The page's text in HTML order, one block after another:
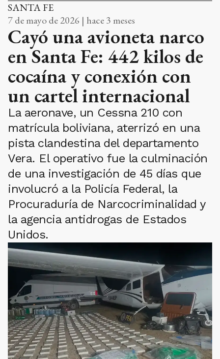
SANTA FE
7 de mayo de 2026 | hace 3 meses
Cayó una avioneta narco
en Santa Fe: 442 kilos de
cocaína y conexión con
un cartel internacional
La aeronave, un Cessna 210 con
matrícula boliviana, aterrizó en una
pista clandestina del departamento
Vera. El operativo fue la culminación
de una investigación de 45 días que
involucró a la Policía Federal, la
Procuraduría de Narcocriminalidad y
la agencia antidrogas de Estados
Unidos.